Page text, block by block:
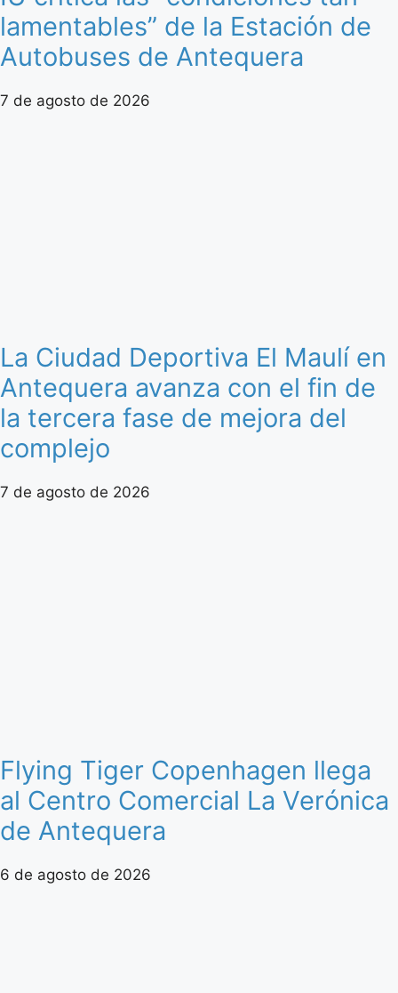
lamentables” de la Estación de
Autobuses de Antequera
7 de agosto de 2026
La Ciudad Deportiva El Maulí en
Antequera avanza con el fin de
la tercera fase de mejora del
complejo
7 de agosto de 2026
Flying Tiger Copenhagen llega
al Centro Comercial La Verónica
de Antequera
6 de agosto de 2026